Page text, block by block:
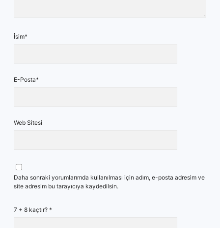
İsim*
E-Posta*
Web Sitesi
Daha sonraki yorumlarımda kullanılması için adım, e-posta adresim ve
site adresim bu tarayıcıya kaydedilsin.
7 + 8 kaçtır? *